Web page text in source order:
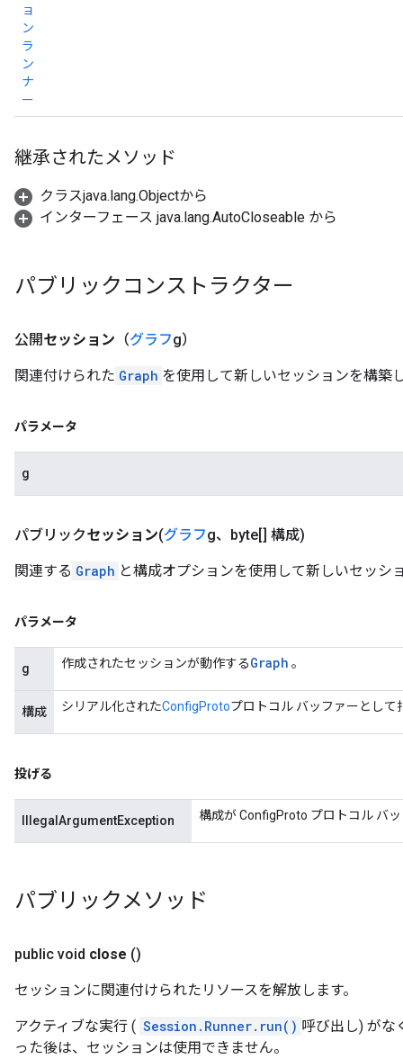
ョ
ン
ラ
ン
ナ
ー
継承されたメソッド
クラスjava.lang.Objectから
インターフェース java.lang.AutoCloseable から
パブリックコンストラクター
公開セッション （グラフg）
関連付けられた Graph を使用して新しいセッションを構築
パラメータ
g
パブリックセッション(グラフg、byte[] 構成)
関連する Graph と構成オプションを使用して新しいセッシ
パラメータ
g 作成されたセッションが動作するGraph 。
構成 シリアル化されたConfigProtoプロトコル バッファーとし
投げる
IllegalArgumentException 構成が ConfigProto プロトコル バ
パブリックメソッド
public void close ()
セッションに関連付けられたリソースを解放します。
アクティブな実行 ( Session.Runner.run() 呼び出し) がな
った後は、セッションは使用できません。